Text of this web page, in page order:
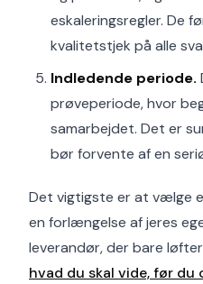
eskaleringsregler. De
kvalitetstjek på alle
Indledende periode.
prøveperiode, hvor
samarbejdet. Det er
bør forvente af en
Det vigtigste er at vælge
en forlængelse af jeres
leverandør, der bare
hvad du skal vide, før